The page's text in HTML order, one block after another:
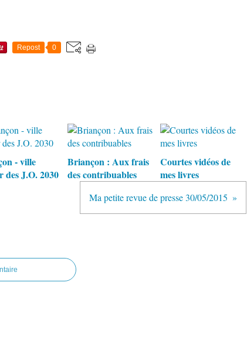
Repost 0
- ville
des J.O. 2030
Briançon : Aux frais
des contribuables
Courtes vidéos de
mes livres
Ma petite revue de presse 30/05/2015